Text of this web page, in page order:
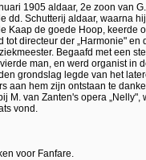
1905 aldaar, 2e zoon van
dd. Schutterij aldaar, waarna
Kaap de goede Hoop, keerde
directeur der „Harmonie" en
Begaafd met een
man, en werd organist in
grondslag legde van het
aan hem zijn ontstaan te
M. van Zanten's opera
vond.
voor Fanfare.